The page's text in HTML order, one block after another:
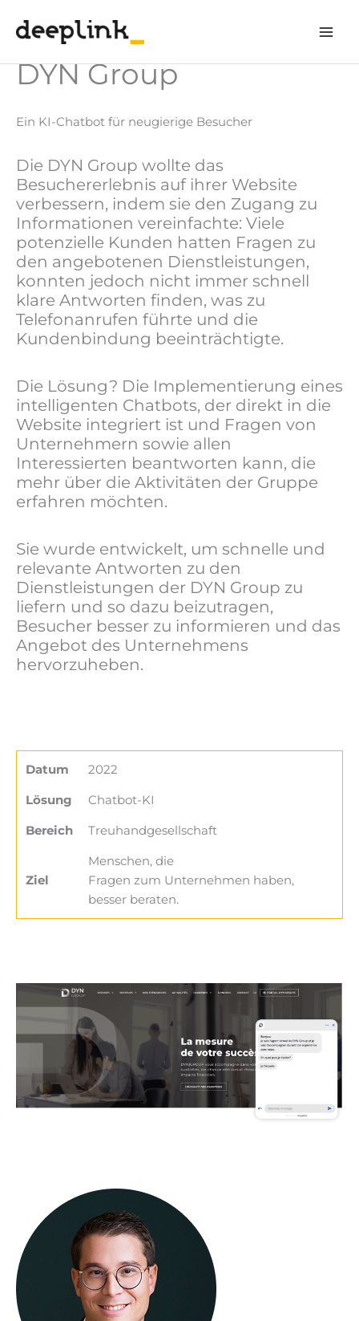
Inhalt
DYN Group
Ein KI-Chatbot für neugierige Besucher
Die DYN Group wollte das
Besuchererlebnis auf ihrer Website
verbessern, indem sie den Zugang zu
Informationen vereinfachte: Viele
potenzielle Kunden hatten Fragen zu
den angebotenen Dienstleistungen,
konnten jedoch nicht immer schnell
klare Antworten finden, was zu
Telefonanrufen führte und die
Kundenbindung beeinträchtigte.
Die Lösung? Die Implementierung eines
intelligenten Chatbots, der direkt in die
Website integriert ist und Fragen von
Unternehmern sowie allen
Interessierten beantworten kann, die
mehr über die Aktivitäten der Gruppe
erfahren möchten.
Sie wurde entwickelt, um schnelle und
relevante Antworten zu den
Dienstleistungen der DYN Group zu
liefern und so dazu beizutragen,
Besucher besser zu informieren und das
Angebot des Unternehmens
hervorzuheben.
Datum 2022
Lösung Chatbot-KI
Bereich Treuhandgesellschaft
Ziel
Menschen, die
Fragen zum Unternehmen haben,
besser beraten.